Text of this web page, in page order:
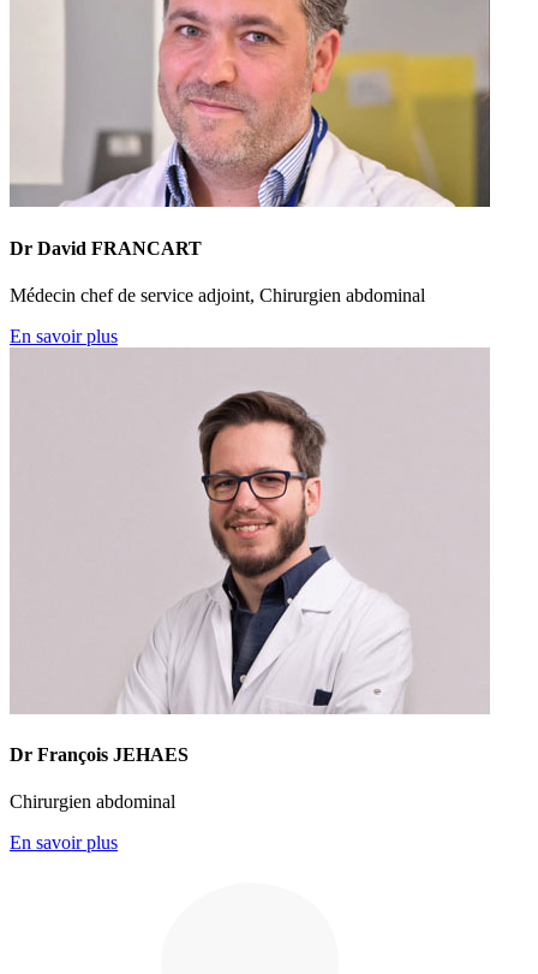
Dr David FRANCART
Médecin chef de service adjoint, Chirurgien abdominal
En savoir plus
Dr François JEHAES
Chirurgien abdominal
En savoir plus